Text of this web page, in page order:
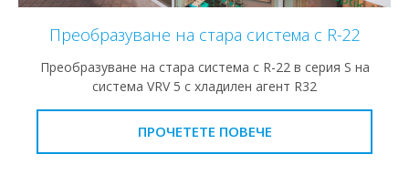
Преобразуване на стара система с R-22
Преобразуване на стара система с R-22 в серия S на
система VRV 5 с хладилен агент R32
ПРОЧЕТЕТЕ ПОВЕЧЕ